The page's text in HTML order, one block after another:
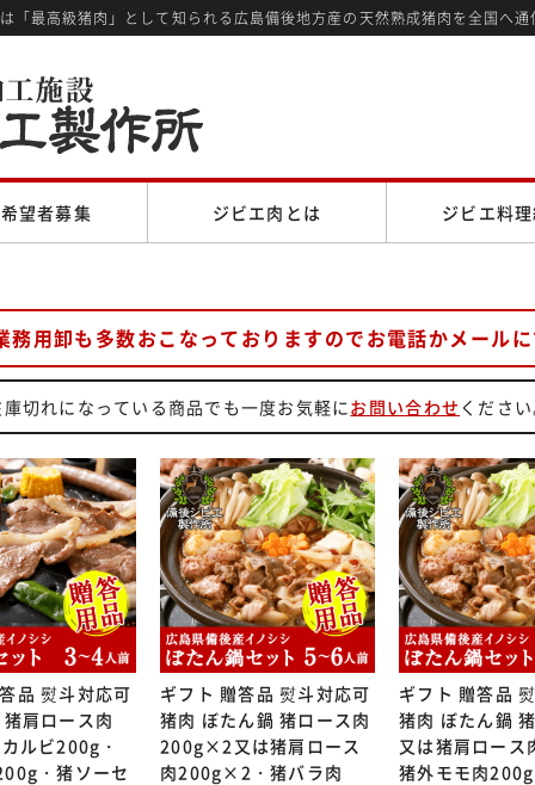
「最高級猪肉」として知られる広島備後地方産の天然熟成猪肉を全国へ
望者募集 ジビエ肉とは ジビエ料
務用卸も多数おこなっておりますのでお電話かメール
庫切れになっている商品でも一度お気軽にお問い合わせ くださ
品 熨斗対応可
肩ロース肉
ルビ200g・
・猪ソーセ
ギフト 贈答品 熨斗対応可
猪肉 ぼたん鍋 猪ロース肉
200g×2又は猪肩ロース
肉200g×2・猪バラ肉
ギフト 贈答品
猪肉 ぼたん鍋
又は猪肩ロース
猪外モモ肉